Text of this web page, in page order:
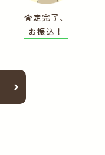
査定完了、
お振込！